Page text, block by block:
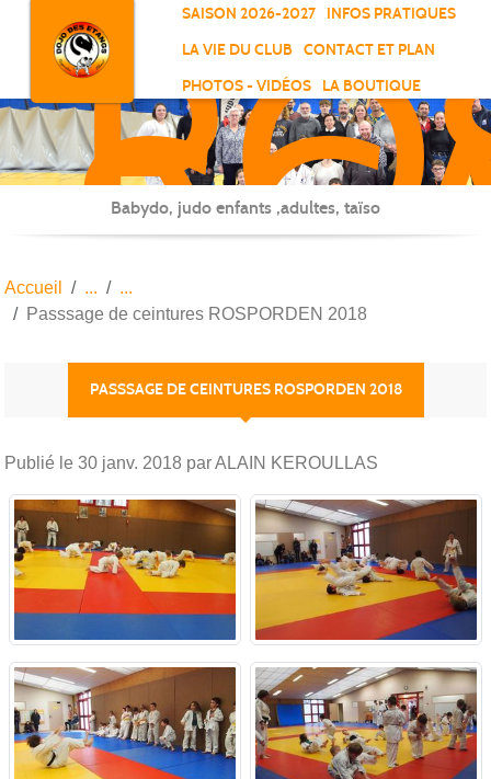
SAISON 2026-2027
INFOS PRATIQUES
LA VIE DU CLUB
CONTACT ET PLAN
PHOTOS - VIDÉOS
LA BOUTIQUE
-
-
Babydo, judo enfants ,adultes, taïso
Accueil
Passsage de ceintures ROSPORDEN 2018
PASSSAGE DE CEINTURES ROSPORDEN 2018
Publié le 30 janv. 2018 par ALAIN KEROULLAS
Panneau de gestion des cookies